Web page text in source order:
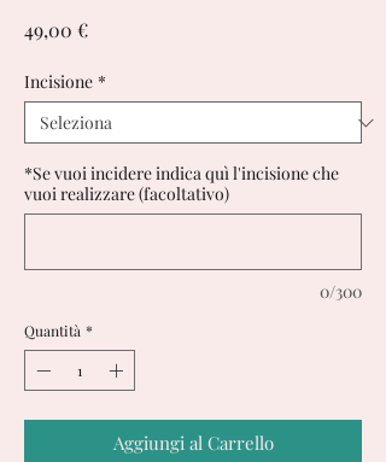
49,00 €Prezzo
Incisione *
*Se vuoi incidere indica quì l'incisione che
vuoi realizzare (facoltativo)
0/300
Quantità *
Aggiungi al Carrello